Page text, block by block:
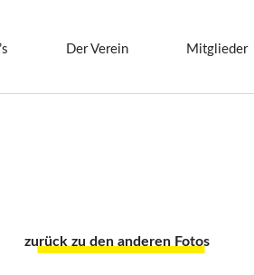
Der Verein Mitglieder
zurück zu den anderen Fotos